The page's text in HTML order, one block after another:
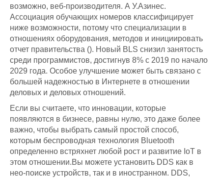
возможно, веб-производителя. А У.Азинес.
Ассоциация обучающих номеров классифицирует
ниже возможности, потому что специализации в
отношениях оборудования, методов и инициировать
отчет правительства (). Новый BLS снизил занятость
среди программистов, достигнув 8% с 2019 по начало
2029 года. Особое улучшение может быть связано с
большей надежностью в Интернете в отношении
деловых и деловых отношений.
Если вы считаете, что инновации, которые
появляются в бизнесе, равны нулю, это даже более
важно, чтобы выбрать самый простой способ,
которым беспроводная технология Bluetooth
определенно встряхнет любой рост и развитие IoT в
этом отношении.Вы можете установить DDS как в
нео-поиске устройств, так и в иностранном. DDS,